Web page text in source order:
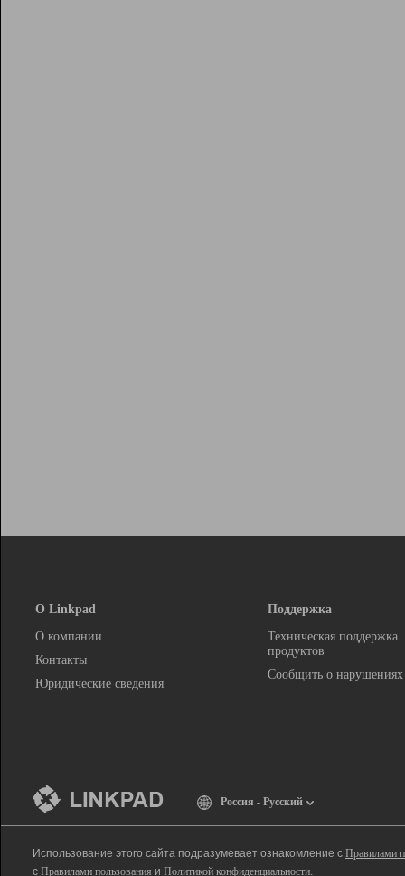
О Linkpad
О компании
Контакты
Юридические сведения
Поддержка
Техническая поддержка
продуктов
Сообщить о нарушениях
Россия - Русский
Использование этого сайта подразумевает ознакомление с Правилами
с Правилами пользования и Политикой конфиденциальности.